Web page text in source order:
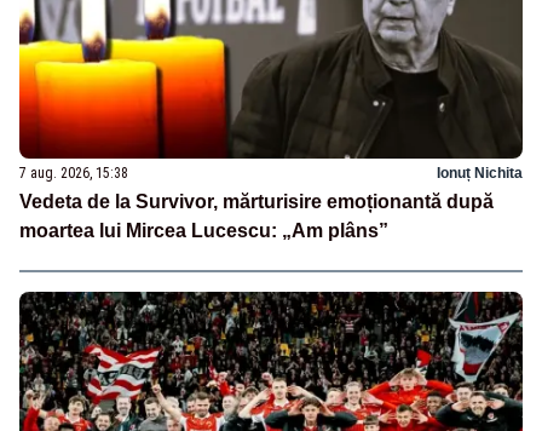
7 aug. 2026, 15:38 Ionuț Nichita
Vedeta de la Survivor, mărturisire emoționantă după
moartea lui Mircea Lucescu: „Am plâns”